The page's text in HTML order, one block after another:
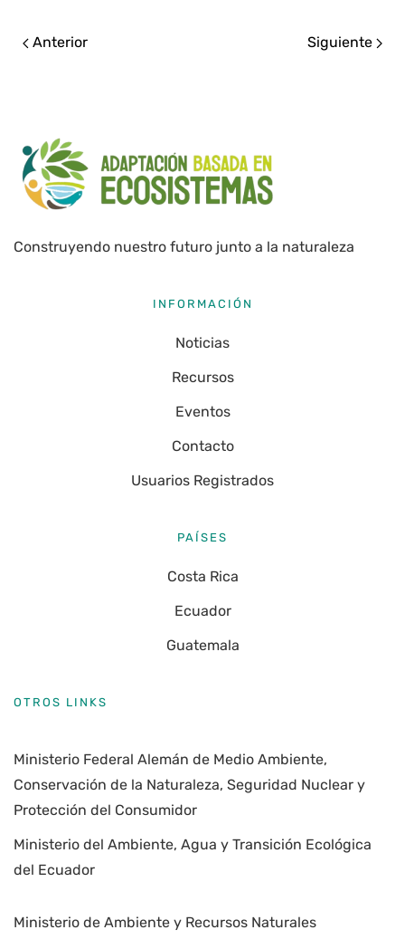
Anterior Siguiente
Construyendo nuestro futuro junto a la naturaleza
INFORMACIÓN
Noticias
Recursos
Eventos
Contacto
Usuarios Registrados
PAÍSES
Costa Rica
Ecuador
Guatemala
OTROS LINKS
Ministerio Federal Alemán de Medio Ambiente,
Conservación de la Naturaleza, Seguridad Nuclear y
Protección del Consumidor
Ministerio del Ambiente, Agua y Transición Ecológica
del Ecuador
Ministerio de Ambiente y Recursos Naturales